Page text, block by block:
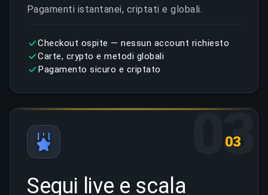
Pagamenti istantanei, criptati e globali.
Checkout ospite — nessun account richiesto
Carte, crypto e metodi globali
Pagamento sicuro e criptato
03
03
Segui live e scala